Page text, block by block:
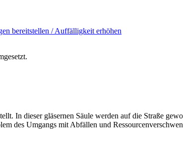
bereitstellen / Auffälligkeit erhöhen
In dieser gläsernen Säule werden auf die Straße
des Umgangs mit Abfällen und